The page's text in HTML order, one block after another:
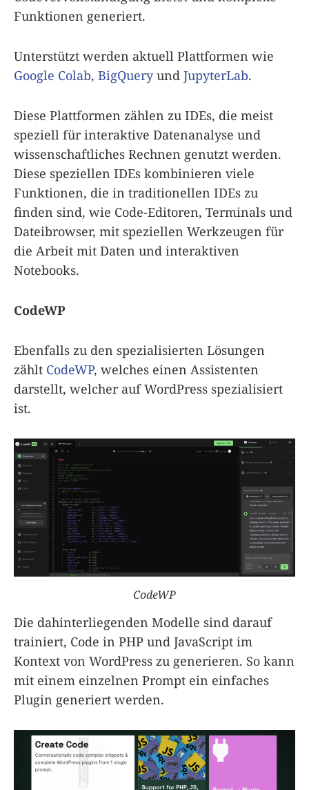
Funktionen generiert.
Unterstützt werden aktuell Plattformen wie
Google Colab, BigQuery und JupyterLab.
Diese Plattformen zählen zu IDEs, die meist
speziell für interaktive Datenanalyse und
wissenschaftliches Rechnen genutzt werden.
Diese speziellen IDEs kombinieren viele
Funktionen, die in traditionellen IDEs zu
finden sind, wie Code-Editoren, Terminals und
Dateibrowser, mit speziellen Werkzeugen für
die Arbeit mit Daten und interaktiven
Notebooks.
CodeWP
Ebenfalls zu den spezialisierten Lösungen
zählt CodeWP, welches einen Assistenten
darstellt, welcher auf WordPress spezialisiert
ist.
CodeWP
Die dahinterliegenden Modelle sind darauf
trainiert, Code in PHP und JavaScript im
Kontext von WordPress zu generieren. So kann
mit einem einzelnen Prompt ein einfaches
Plugin generiert werden.